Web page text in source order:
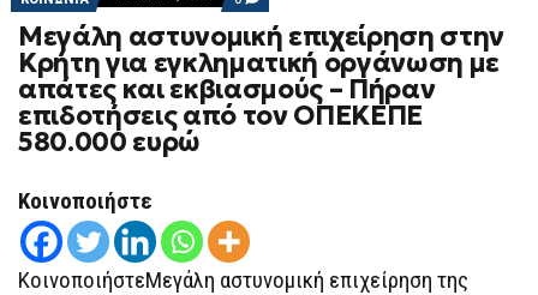
ON
ΜΕΓΆΛΗ
ΑΣΤΥΝΟΜΙΚΉ
ΕΠΙΧΕΊΡΗΣΗ
ΣΤΗΝ
ΚΡΉΤΗ
ΓΙΑ
ΕΚΒΙΑΣΜΟΎΣ
–
ΕΠΙΔΟΤΉΣΕΙΣ
Μεγάλη αστυνομική επιχείρηση στην
Κρήτη για εγκληματική οργάνωση με
απάτες και εκβιασμούς – Πήραν
επιδοτήσεις από τον ΟΠΕΚΕΠΕ
580.000 ευρώ
Κοινοποιήστε
ΚοινοποιήστεΜεγάλη αστυνομική επιχείρηση της